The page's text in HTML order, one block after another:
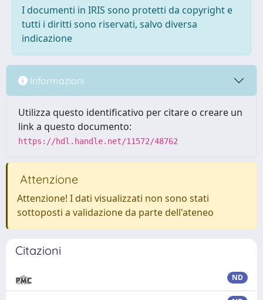
I documenti in IRIS sono protetti da copyright e
tutti i diritti sono riservati, salvo diversa
indicazione
Informazioni
Utilizza questo identificativo per citare o creare un
link a questo documento:
https://hdl.handle.net/11572/48762
Attenzione
Attenzione! I dati visualizzati non sono stati
sottoposti a validazione da parte dell'ateneo
Citazioni
ND